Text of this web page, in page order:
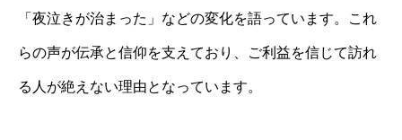
「夜泣きが治まった」などの変化を語っています。これ
らの声が伝承と信仰を支えており、ご利益を信じて訪れ
る人が絶えない理由となっています。